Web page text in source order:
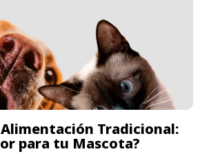
Alimentación Tradicional:
para tu Mascota?